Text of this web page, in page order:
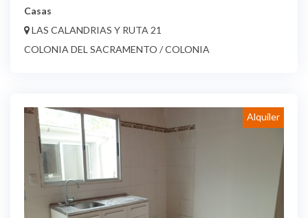
Casas
LAS CALANDRIAS Y RUTA 21
COLONIA DEL SACRAMENTO / COLONIA
Alquiler